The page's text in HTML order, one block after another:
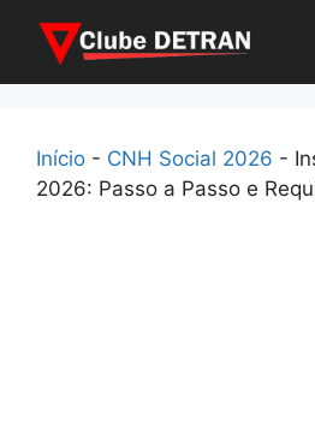
Início - CNH Social 2026 -
2026: Passo a Passo e